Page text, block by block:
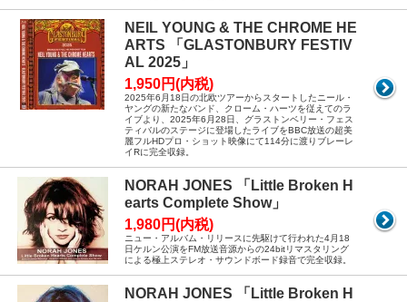
NEIL YOUNG & THE CHROME HE
ARTS 「GLASTONBURY FESTIV
AL 2025」
1,950円(内税)
2025年6月18日の北欧ツアーからスタートしたニール・
ヤングの新たなバンド、クローム・ハーツを従えてのラ
イブより、2025年6月28日、グラストンベリー・フェス
ティバルのステージに登場したライブをBBC放送の超美
麗フルHDプロ・ショット映像にて114分に渡りブレーレ
イRに完全収録。
NORAH JONES 「Little Broken H
earts Complete Show」
1,980円(内税)
ニュー・アルバム・リリースに先駆けて行われた4月18
日ケルン公演をFM放送音源からの24bitリマスタリング
による極上ステレオ・サウンドボード録音で完全収録。
NORAH JONES 「Little Broken H